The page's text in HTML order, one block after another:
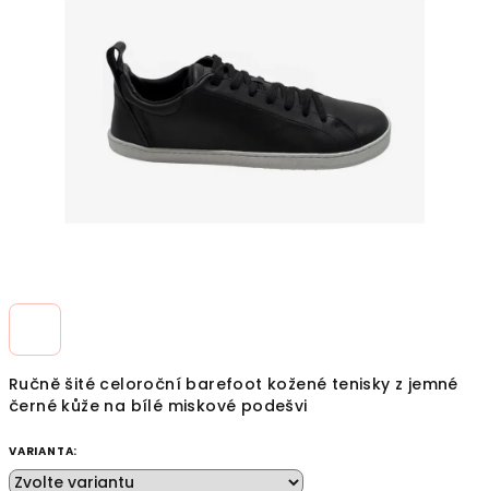
Ručně šité celoroční barefoot kožené tenisky z jemné
černé kůže na bílé miskové podešvi
VARIANTA:
hvězdiček.